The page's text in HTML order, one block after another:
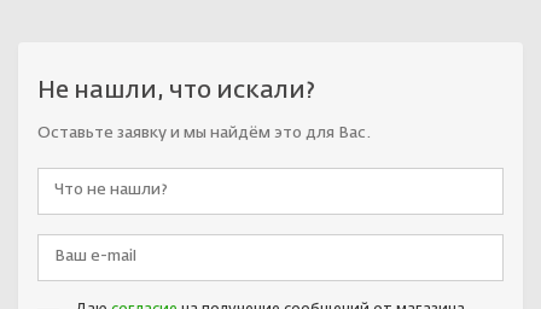
Не нашли, что искали?
Оставьте заявку и мы найдём это для Вас.